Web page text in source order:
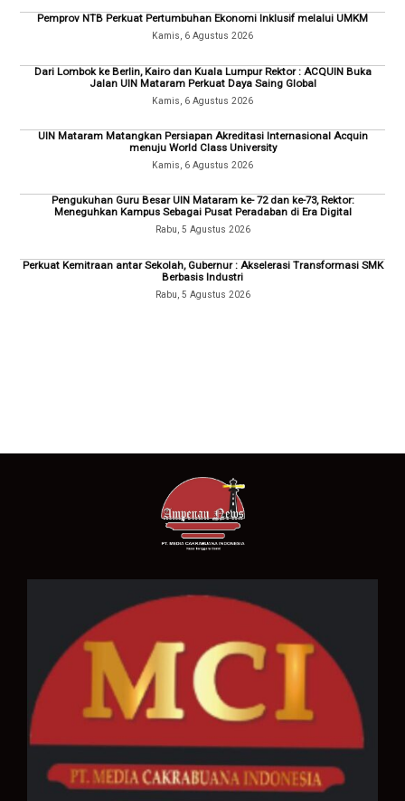
Pemprov NTB Perkuat Pertumbuhan Ekonomi Inklusif melalui UMKM
Kamis, 6 Agustus 2026
Dari Lombok ke Berlin, Kairo dan Kuala Lumpur Rektor : ACQUIN Buka
Jalan UIN Mataram Perkuat Daya Saing Global
Kamis, 6 Agustus 2026
UIN Mataram Matangkan Persiapan Akreditasi Internasional Acquin
menuju World Class University
Kamis, 6 Agustus 2026
Pengukuhan Guru Besar UIN Mataram ke- 72 dan ke-73, Rektor:
Meneguhkan Kampus Sebagai Pusat Peradaban di Era Digital
Rabu, 5 Agustus 2026
Perkuat Kemitraan antar Sekolah, Gubernur : Akselerasi Transformasi SMK
Berbasis Industri
Rabu, 5 Agustus 2026